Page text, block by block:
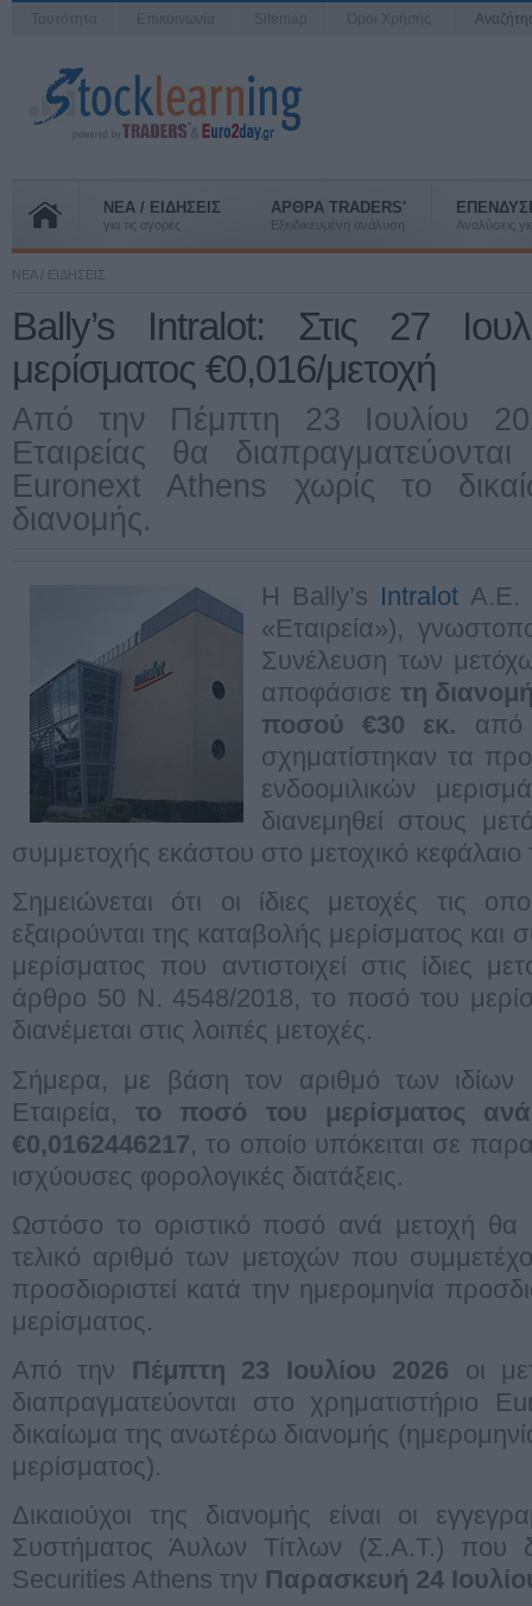
ΝΕΑ / ΕΙΔΗΣΕΙΣ
για τις αγορές
ΑΡΘΡΑ TRADERS'
Εξειδικευμένη ανάλυση Αναλύσεις
ΝΕΑ / ΕΙΔΗΣΕΙΣ
Bally’s Intralot: Στις 27
μερίσματος €0,016/μετοχή
Από την Πέμπτη 23 Ιουλίου
Εταιρείας θα
Euronext Athens χωρίς το
διανομής.
Η Bally’s Intralot Α.Ε.
«Εταιρεία»),
Συνέλευση των
αποφάσισε τη
ποσού €30 εκ. από
σχηματίστηκαν τα
ενδοομιλικών
διανεμηθεί στους
συμμετοχής εκάστου στο μετοχικό κεφάλαιο
Σημειώνεται ότι οι ίδιες μετοχές τις
εξαιρούνται της καταβολής μερίσματος
μερίσματος που αντιστοιχεί στις ίδιες
άρθρο 50 Ν. 4548/2018, το ποσό του
διανέμεται στις λοιπές μετοχές.
Σήμερα, με βάση τον αριθμό των ιδίων
Εταιρεία,το ποσό του μερίσματος
€0,0162446217, το οποίο υπόκειται σε
ισχύουσες φορολογικές διατάξεις.
Ωστόσο το οριστικό ποσό ανά μετοχή θα
τελικό αριθμό των μετοχών που
προσδιοριστεί κατά την ημερομηνία
μερίσματος.
Από την Πέμπτη 23 Ιουλίου 2026 οι
διαπραγματεύονται στο χρηματιστήριο
δικαίωμα της ανωτέρω διανομής
μερίσματος).
Δικαιούχοι της διανομής είναι οι
Συστήματος Άυλων Τίτλων (Σ.Α.Τ.) που
Securities Athens την Παρασκευή 24